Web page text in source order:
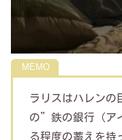
ラリスはハレンの
の”鉄の銀行（ア
る程度の蓄えを持